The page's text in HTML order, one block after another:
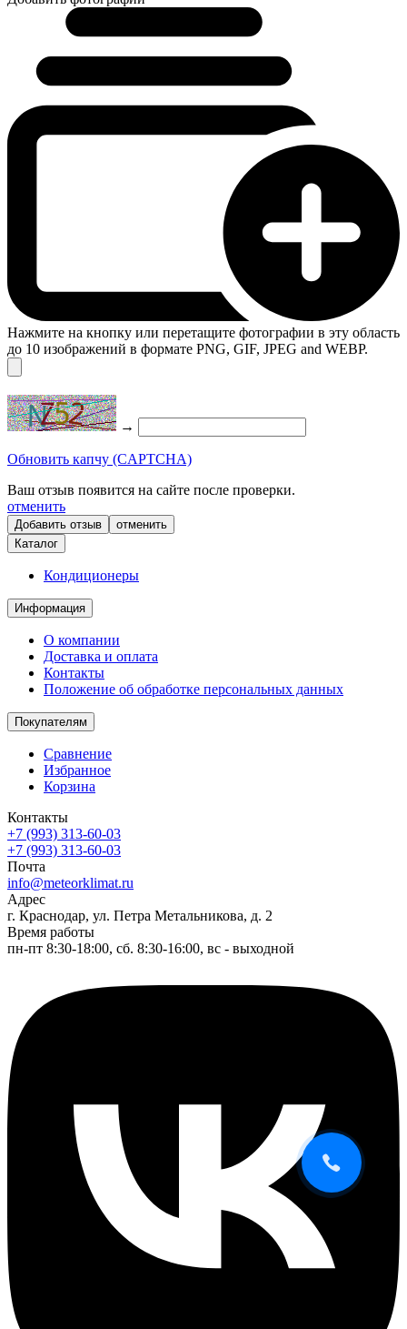
Нажмите на кнопку или перетащите фотографии в эту область
до 10 изображений в формате PNG, GIF, JPEG and WEBP.
→
Обновить капчу (CAPTCHA)
Ваш отзыв появится на сайте после проверки.
отменить
отменить
Каталог
Кондиционеры
Информация
О компании
Доставка и оплата
Контакты
Положение об обработке персональных данных
Покупателям
Сравнение
Избранное
Корзина
Контакты
+7 (993) 313-60-03
+7 (993) 313-60-03
Почта
info@meteorklimat.ru
Адрес
г. Краснодар, ул. Петра Метальникова, д. 2
Время работы
пн-пт 8:30-18:00, сб. 8:30-16:00, вс - выходной